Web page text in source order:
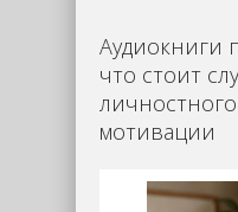
Аудиокниги
что стоит
мотивации